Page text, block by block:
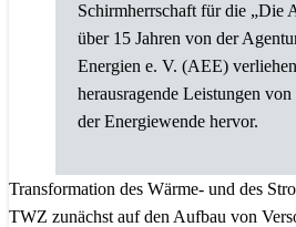
Schirmherrschaft für die „Die
über 15 Jahren von der
Energien e. V. (AEE)
herausragende Leistungen
der Energiewende hervor.
Transformation des Wärme- und des
TWZ zunächst auf den Aufbau von